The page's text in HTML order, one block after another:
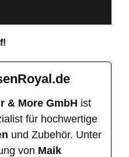
& More GmbH ist
für hochwertige
und Zubehör. Unter
von Maik